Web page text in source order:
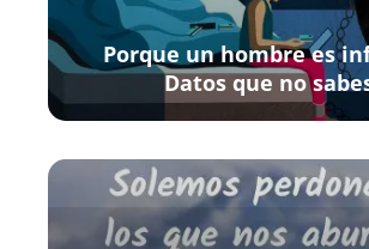
Porque un hombre es
Datos que no